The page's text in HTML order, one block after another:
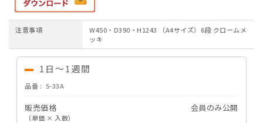
注意事項
W450・D390・H1243 （A4サイズ）6段 クロームメ
ッキ
1日～1週間
品番 S-33A
販売価格
（単価 × 入数）
会員のみ公開